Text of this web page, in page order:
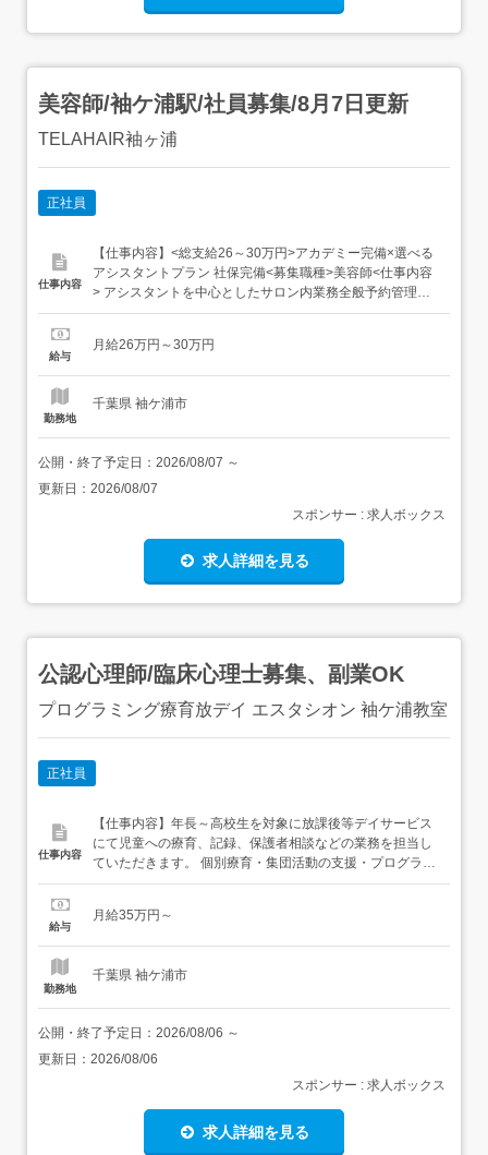
美容師/袖ケ浦駅/社員募集/8月7日更新
TELAHAIR袖ヶ浦
正社員
仕事内容
【仕事内容】<総支給26～30万円>アカデミー完備×選べる
アシスタントプラン 社保完備<募集職種>美容師<仕事内容
> アシスタントを中心としたサロン内業務全般予約管理、
掃除、片付け、在庫管理、新型コロナ対策(店内消毒や換
>アシスタント<業種>美容師<施設形態>美容室・ヘアサロ
給与
月給26万円～30万円
勤務地
千葉県 袖ケ浦市
公開・終了予定日： 2026/08/07 ～
更新日： 2026/08/07
スポンサー : 求人ボックス
求人詳細を見る
公認心理師/臨床心理士募集、副業OK
プログラミング療育放デイ エスタシオン 袖ケ浦教室
正社員
仕事内容
【仕事内容】年長～高校生を対象に放課後等デイサービス
にて児童への療育、記録、保護者相談などの業務を担当し
ていただきます。 個別療育・集団活動の支援・プログラミ
ング活動のサポート支援:子どもたちの論理的思考力や創造
せん。・コミュニケーション時間の見守り:ボードゲームや
給与
月給35万円～
勤務地
千葉県 袖ケ浦市
公開・終了予定日： 2026/08/06 ～
更新日： 2026/08/06
スポンサー : 求人ボックス
求人詳細を見る